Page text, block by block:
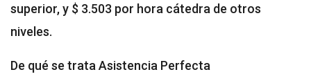
superior, y $ 3.503 por hora cátedra de otros
niveles.
De qué se trata Asistencia Perfecta